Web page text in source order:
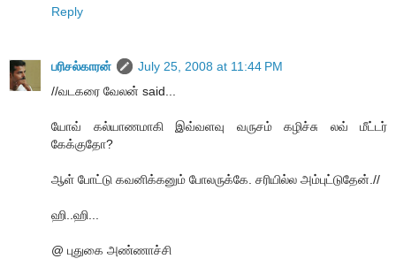
Reply
பரிசல்காரன்
July 25, 2008 at 11:44 PM
//வடகரை வேலன் said...
யோவ் கல்யாணமாகி இவ்வளவு வருசம் கழிச்சு லவ் மீட்டர்
கேக்குதோ?
ஆள் போட்டு கவனிக்கனும் போலருக்கே. சரியில்ல அம்புட்டுதேன்.//
ஹி..ஹி...
@ புதுகை அண்ணாச்சி